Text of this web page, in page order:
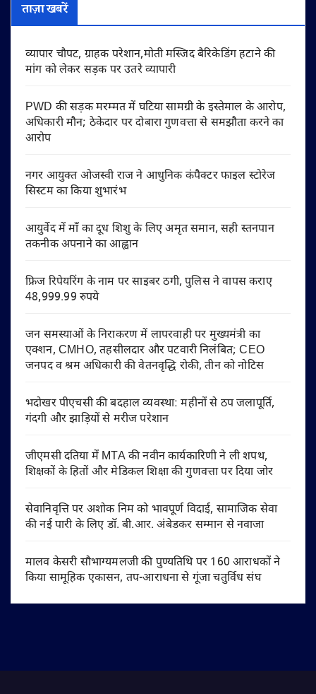
ताज़ा खबरें
व्यापार चौपट, ग्राहक परेशान,मोती मस्जिद बैरिकेडिंग हटाने की
मांग को लेकर सड़क पर उतरे व्यापारी
PWD की सड़क मरम्मत में घटिया सामग्री के इस्तेमाल के आरोप,
अधिकारी मौन; ठेकेदार पर दोबारा गुणवत्ता से समझौता करने का
आरोप
नगर आयुक्त ओजस्वी राज ने आधुनिक कंपैक्टर फाइल स्टोरेज
सिस्टम का किया शुभारंभ
आयुर्वेद में माँ का दूध शिशु के लिए अमृत समान, सही स्तनपान
तकनीक अपनाने का आह्वान
फ्रिज रिपेयरिंग के नाम पर साइबर ठगी, पुलिस ने वापस कराए
48,999.99 रुपये
जन समस्याओं के निराकरण में लापरवाही पर मुख्यमंत्री का
एक्शन, CMHO, तहसीलदार और पटवारी निलंबित; CEO
जनपद व श्रम अधिकारी की वेतनवृद्धि रोकी, तीन को नोटिस
भदोखर पीएचसी की बदहाल व्यवस्था: महीनों से ठप जलापूर्ति,
गंदगी और झाड़ियों से मरीज परेशान
जीएमसी दतिया में MTA की नवीन कार्यकारिणी ने ली शपथ,
शिक्षकों के हितों और मेडिकल शिक्षा की गुणवत्ता पर दिया जोर
सेवानिवृत्ति पर अशोक निम को भावपूर्ण विदाई, सामाजिक सेवा
की नई पारी के लिए डॉ. बी.आर. अंबेडकर सम्मान से नवाजा
मालव केसरी सौभाग्यमलजी की पुण्यतिथि पर 160 आराधकों ने
किया सामूहिक एकासन, तप-आराधना से गूंजा चतुर्विध संघ